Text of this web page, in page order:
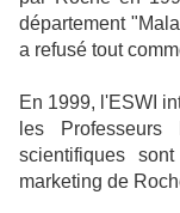
département
a refusé tout
En 1999, l'ESWI
les
scientifiques
marketing de